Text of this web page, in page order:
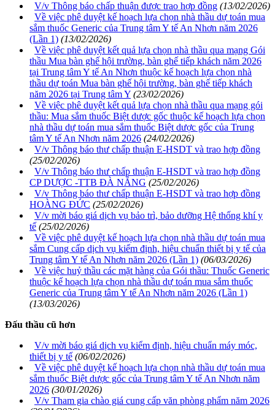
V/v Thông báo chấp thuận được trao hợp đồng (13/02/2026)
Về việc phê duyệt kế hoạch lựa chọn nhà thầu dự toán mua
sắm thuốc Generic của Trung tâm Y tế An Nhơn năm 2026
(Lần 1) (13/02/2026)
Về việc phê duyệt kết quả lựa chọn nhà thầu qua mạng Gói
thầu Mua bàn ghế hội trường, bàn ghế tiếp khách năm 2026
tại Trung tâm Y tế An Nhơn thuộc kế hoạch lựa chọn nhà
thầu dự toán Mua bàn ghế hội trường, bàn ghế tiếp khách
năm 2026 tại Trung tâm Y (23/02/2026)
Về việc phê duyệt kết quả lựa chọn nhà thầu qua mạng gói
thầu: Mua sắm thuốc Biệt dược gốc thuộc kế hoạch lựa chọn
nhà thầu dự toán mua sắm thuốc Biệt dược gốc của Trung
tâm Y tế An Nhơn năm 2026 (24/02/2026)
V/v Thông báo thư chấp thuận E-HSDT và trao hợp đồng
(25/02/2026)
V/v Thông báo thư chấp thuận E-HSDT và trao hợp đồng
CP DƯỢC -TTB ĐÀ NẴNG (25/02/2026)
V/v Thông báo thư chấp thuận E-HSDT và trao hợp đồng
HOÀNG ĐỨC (25/02/2026)
V/v mời báo giá dịch vụ bảo trì, bảo dưỡng Hệ thống khí y
tế (25/02/2026)
Về việc phê duyệt kế hoạch lựa chọn nhà thầu dự toán mua
sắm Cung cấp dịch vụ kiểm định, hiệu chuẩn thiết bị y tế của
Trung tâm Y tế An Nhơn năm 2026 (Lần 1) (06/03/2026)
Về việc huỷ thầu các mặt hàng của Gói thầu: Thuốc Generic
thuộc kế hoạch lựa chọn nhà thầu dự toán mua sắm thuốc
Generic của Trung tâm Y tế An Nhơn năm 2026 (Lần 1)
(13/03/2026)
Đấu thầu cũ hơn
V/v mời báo giá dịch vụ kiểm định, hiệu chuẩn máy móc,
thiết bị y tế (06/02/2026)
Về việc phê duyệt kế hoạch lựa chọn nhà thầu dự toán mua
sắm thuốc Biệt dược gốc của Trung tâm Y tế An Nhơn năm
2026 (30/01/2026)
V/v Tham gia chào giá cung cấp văn phòng phẩm năm 2026